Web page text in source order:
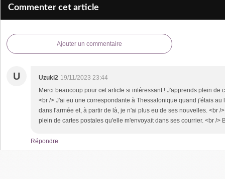
Commenter cet article
Ajouter un commentaire
U Uzuki2 19/11/2023 23:44
Merci beaucoup pour cet article si intéressant ! J'apprends plein de
<br /> J'ai eu une correspondante à Thessalonique quand j'étais au
dans l'armée et, à partir de là, je n'ai plus eu de ses nouvelles. <br /
plein de cartes postales qu'elle m'envoyait dans ses courrier. <br />
Répondre